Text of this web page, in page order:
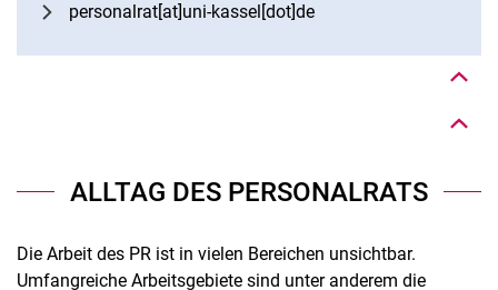
personalrat[at]uni-kassel[dot]de
Nach oben
ALLTAG DES PERSONALRATS
Die Arbeit des PR ist in vielen Bereichen unsichtbar.
Umfangreiche Arbeitsgebiete sind unter anderem die